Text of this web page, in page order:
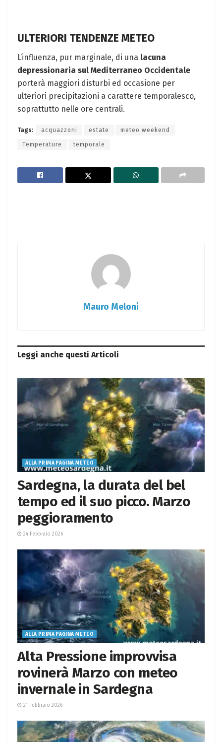
ULTERIORI TENDENZE METEO
L’influenza, pur marginale, di una lacuna
depressionaria sul Mediterraneo Occidentale
porterà maggiori disturbi ed occasione per
ulteriori precipitazioni a carattere temporalesco,
soprattutto nelle ore centrali.
Tags: acquazzoni estate meteo weekend
Temperature temporale
Mauro Meloni
Leggi anche questi Articoli
ALLA PRIMA PAGINA METEO
Sardegna, la durata del bel
tempo ed il suo picco. Marzo
peggioramento
24 Febbraio 2026
ALLA PRIMA PAGINA METEO
Alta Pressione improvvisa
rovinerà Marzo con meteo
invernale in Sardegna
21 Febbraio 2026